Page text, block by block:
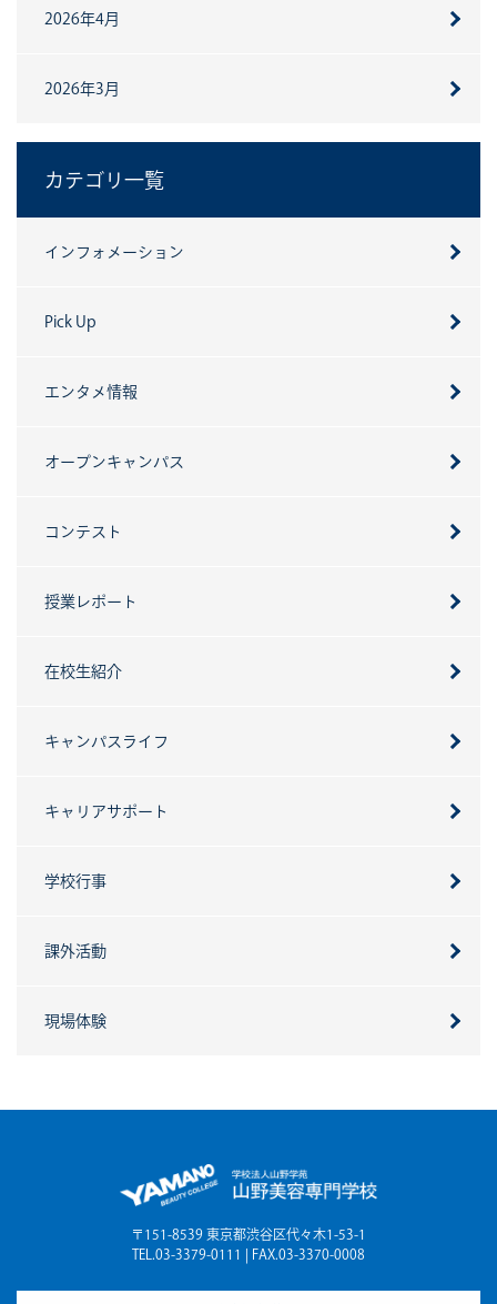
2026年4月
2026年3月
カテゴリ一覧
インフォメーション
Pick Up
エンタメ情報
オープンキャンパス
コンテスト
授業レポート
在校生紹介
キャンパスライフ
キャリアサポート
学校行事
課外活動
現場体験
〒151-8539 東京都渋谷区代々木1-53-1
TEL.03-3379-0111 | FAX.03-3370-0008